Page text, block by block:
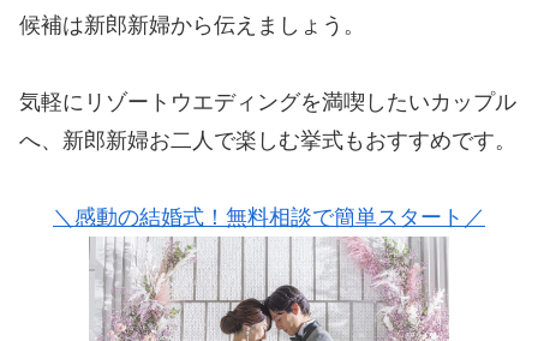
候補は新郎新婦から伝えましょう。
気軽にリゾートウエディングを満喫したいカップル
へ、新郎新婦お二人で楽しむ挙式もおすすめです。
＼感動の結婚式！無料相談で簡単スタート／